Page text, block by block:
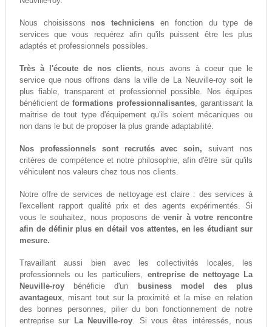
Nous choisissons nos techniciens en fonction du type de
services que vous requérez afin qu'ils puissent être les plus
adaptés et professionnels possibles.
Très à l'écoute de nos clients, nous avons à coeur que le
service que nous offrons dans la ville de La Neuville-roy soit le
plus fiable, transparent et professionnel possible. Nos équipes
bénéficient deformations professionnalisantes, garantissant la
maitrise de tout type d'équipement qu'ils soient mécaniques ou
non dans le but de proposer la plus grande adaptabilité.
Nos professionnels sont recrutés avec soin, suivant nos
critères de compétence et notre philosophie, afin d'être sûr qu'ils
véhiculent nos valeurs chez tous nos clients.
Notre offre de services de nettoyage est claire : des services à
l'excellent rapport qualité prix et des agents expérimentés. Si
vous le souhaitez, nous proposons devenir à votre rencontre
afin de définir plus en détail vos attentes, en les étudiant sur
mesure.
Travaillant aussi bien avec les collectivités locales, les
professionnels ou les particuliers, entreprise de nettoyage La
Neuville-roybénéficie d'un
business model des plus
avantageux, misant tout sur la proximité et la mise en relation
des bonnes personnes, pilier du bon fonctionnement de notre
entreprise sur
La Neuville-roy. Si vous êtes intéressés, nous